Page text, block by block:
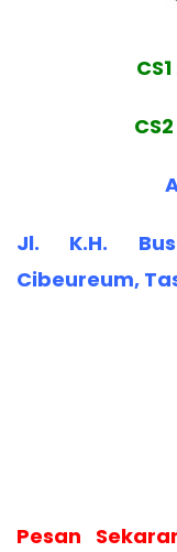
Jl. K.H.
Cibeureum,
Pesan